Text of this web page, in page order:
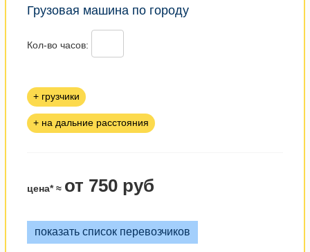
Грузовая машина по городу
Кол-во часов:
+ грузчики
+ на дальние расстояния
цена* ≈ от 750 руб
показать список перевозчиков